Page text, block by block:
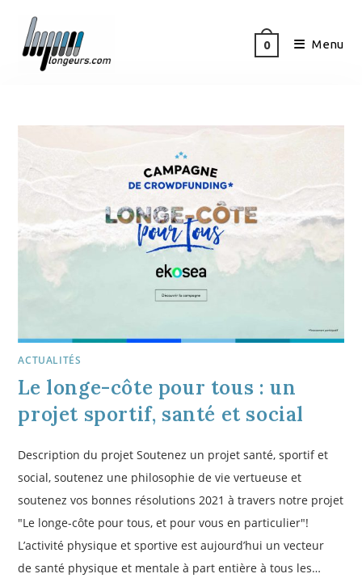
0 Menu
ACTUALITÉS
Le longe-côte pour tous : un
projet sportif, santé et social
Description du projet Soutenez un projet santé, sportif et
social, soutenez une philosophie de vie vertueuse et
soutenez vos bonnes résolutions 2021 à travers notre projet
"Le longe-côte pour tous, et pour vous en particulier"!
L’activité physique et sportive est aujourd’hui un vecteur
de santé physique et mentale à part entière à tous les…